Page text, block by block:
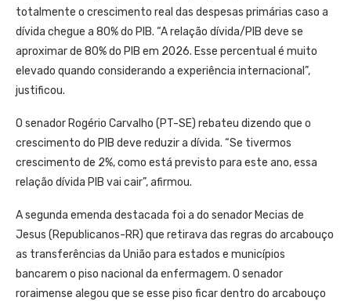
totalmente o crescimento real das despesas primárias caso a
dívida chegue a 80% do PIB. “A relação dívida/PIB deve se
aproximar de 80% do PIB em 2026. Esse percentual é muito
elevado quando considerando a experiência internacional”,
justificou.
O senador Rogério Carvalho (PT-SE) rebateu dizendo que o
crescimento do PIB deve reduzir a dívida. “Se tivermos
crescimento de 2%, como está previsto para este ano, essa
relação dívida PIB vai cair”, afirmou.
A segunda emenda destacada foi a do senador Mecias de
Jesus (Republicanos-RR) que retirava das regras do arcabouço
as transferências da União para estados e municípios
bancarem o piso nacional da enfermagem. O senador
roraimense alegou que se esse piso ficar dentro do arcabouço